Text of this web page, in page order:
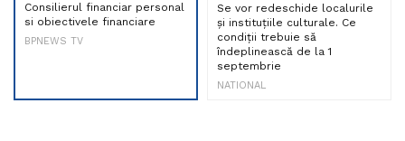
Consilierul financiar personal
si obiectivele financiare
BPNEWS TV
Se vor redeschide localurile
și instituțiile culturale. Ce
condiții trebuie să
îndeplinească de la 1
septembrie
NATIONAL